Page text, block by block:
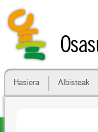
Hasiera Albisteak